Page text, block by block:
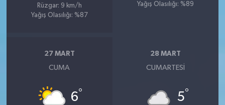
Rüzgar: 9 km/h
Yağış Olasılığı: %87
Yağış Olasılığı: %89
27 MART
CUMA
6°
28 MART
CUMARTESI
5°